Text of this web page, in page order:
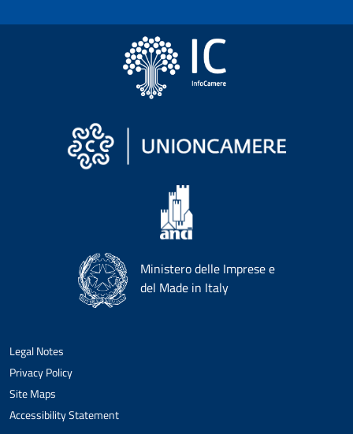
Ministero delle Imprese e
del Made in Italy
Legal Notes
Privacy Policy
Site Maps
Accessibility Statement